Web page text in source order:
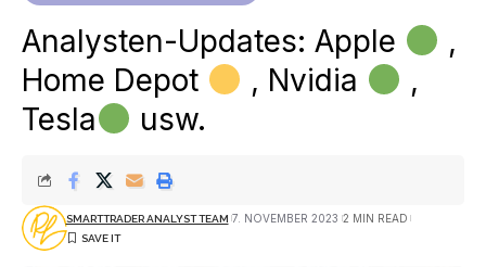
Analysten-Updates: Apple
,
Home Depot
, Nvidia
,
Tesla
usw.
SMARTTRADER ANALYST TEAM 7. NOVEMBER 2023 2 MIN READ